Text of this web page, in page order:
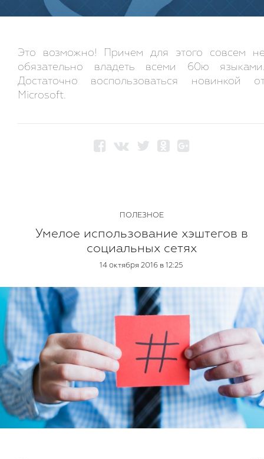
Это возможно! Причем для этого совсем
обязательно владеть всеми 60ю
Достаточно воспользоваться новинкой
Microsoft.
ПОЛЕЗНОЕ
Умелое использование хэштегов в
социальных сетях
14 октября 2016 в 12:25